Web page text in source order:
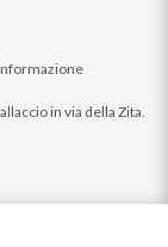
in via della Zita.